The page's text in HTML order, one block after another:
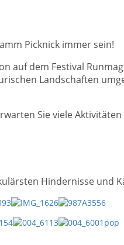
Picknick immer sein!
auf dem Festival
Landschaften
Sie viele
Hindernisse und